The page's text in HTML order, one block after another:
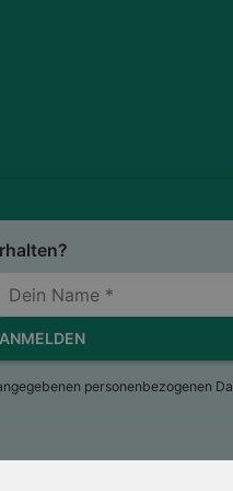
personenbezogenen